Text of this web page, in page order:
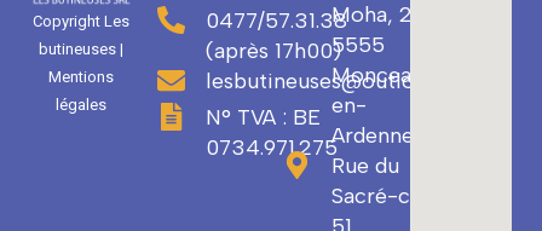
Copyright Les
butineuses |
Mentions
légales
0477/57.31.38
(après 17h00)
lesbutineuses@outlook.com
N° TVA : BE
0734.971.275
Moha, 29
5555
Monceau-
en-
Ardenne
Rue du
Sacré-cœur